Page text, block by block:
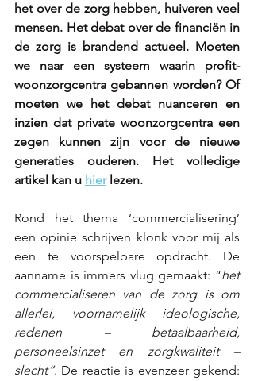
het over de zorg hebben, huiveren veel
mensen. Het debat over de financiën in
de zorg is brandend actueel. Moeten
we naar een systeem waarin profit-
woonzorgcentra gebannen worden? Of
moeten we het debat nuanceren en
inzien dat private woonzorgcentra een
zegen kunnen zijn voor de nieuwe
generaties ouderen. Het volledige
artikel kan u hier lezen.
Rond het thema ‘commercialisering’
een opinie schrijven klonk voor mij als
een te voorspelbare opdracht. De
aanname is immers vlug gemaakt: “het
commercialiseren van de zorg is om
allerlei, voornamelijk ideologische,
redenen – betaalbaarheid,
personeelsinzet en zorgkwaliteit –
slecht”. De reactie is evenzeer gekend: